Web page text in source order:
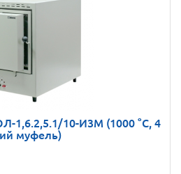
1,6.2,5.1/10-И3М (1000 °C, 4
муфель)